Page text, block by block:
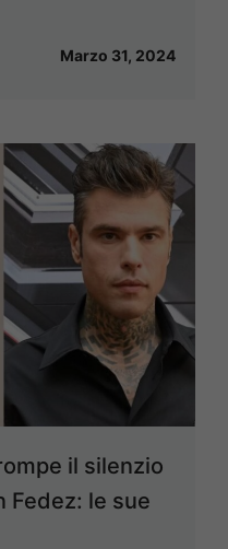
Marzo 31, 2024
il silenzio
Fedez: le sue